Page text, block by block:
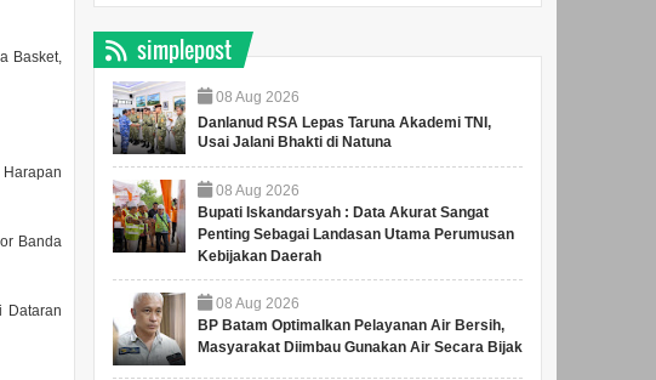
Basket,
Banda
Dataran
simplepost
08 Aug 2026
Danlanud RSA Lepas Taruna Akademi TNI,
Usai Jalani Bhakti di Natuna
08 Aug 2026
Bupati Iskandarsyah : Data Akurat Sangat
Penting Sebagai Landasan Utama Perumusan
Kebijakan Daerah
08 Aug 2026
BP Batam Optimalkan Pelayanan Air Bersih,
Masyarakat Diimbau Gunakan Air Secara Bijak